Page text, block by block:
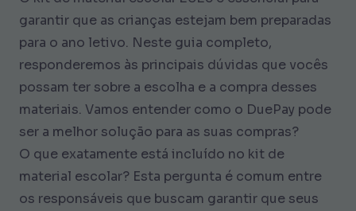
garantir que as crianças estejam bem preparadas
para o ano letivo. Neste guia completo,
responderemos às principais dúvidas que vocês
possam ter sobre a escolha e a compra desses
materiais. Vamos entender como o DuePay pode
ser a melhor solução para as suas compras?
O que exatamente está incluído no kit de
material escolar? Esta pergunta é comum entre
os responsáveis que buscam garantir que seus